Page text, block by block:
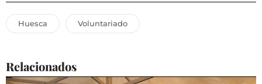
Huesca Voluntariado
Relacionados